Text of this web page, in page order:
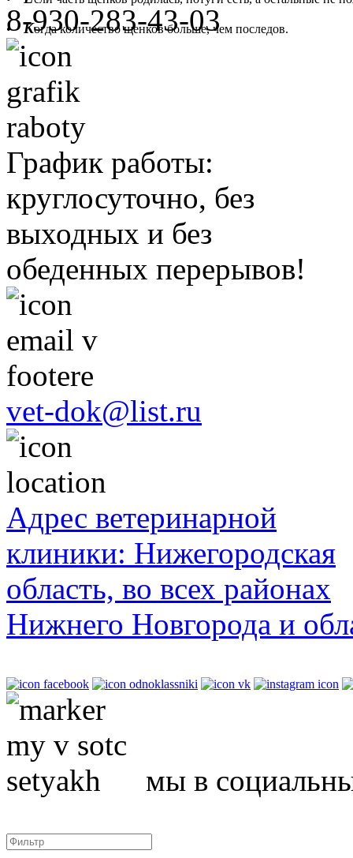
•Когда количество щенков больше, чем последов.
8-930-283-43-03
График работы:
круглосуточно, без
выходных и без
обеденных перерывов!
vet-dok@list.ru
Адрес ветеринарной
клиники: Нижегородская
область, во всех районах
Нижнего Новгорода и
мы в